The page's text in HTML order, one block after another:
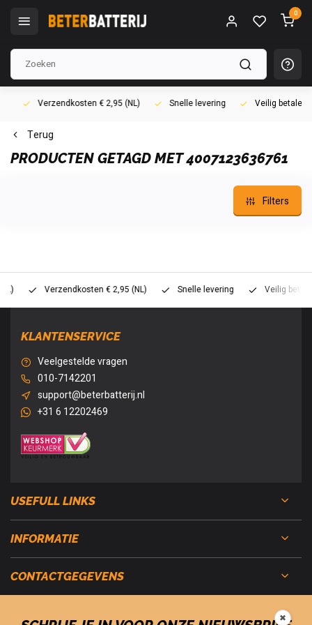
0
Verzendkosten € 2,95 (NL) Snelle levering Veilig betalen
Terug
PRODUCTEN GETAGD MET 4007123636761
Filters
Verzendkosten € 2,95 (NL) Snelle levering Veilig betalen
KLANTENSERVICE
Veelgestelde vragen
010-7142201
support@beterbatterij.nl
+31 6 12202469
USEFULL LINKS
INFORMATIE
CONTACTGEGEVENS
✖